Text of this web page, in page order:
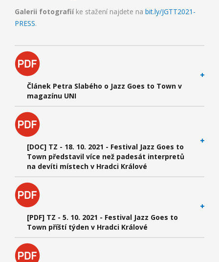
Galerii fotografiíke stažení najdete na bit.ly/JGTT2021-
PRESS.
Článek Petra Slabého o Jazz Goes to Town v
magazínu UNI
[DOC] TZ - 18. 10. 2021 - Festival Jazz Goes to
Town představil více než padesát interpretů
na devíti místech v Hradci Králové
[PDF] TZ - 5. 10. 2021 - Festival Jazz Goes to
Town příští týden v Hradci Králové